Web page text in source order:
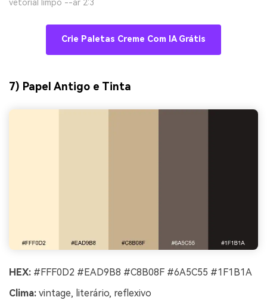
vetorial limpo --ar 2:3
Crie Paletas Creme Com IA Grátis
7) Papel Antigo e Tinta
HEX: #FFF0D2 #EAD9B8 #C8B08F #6A5C55 #1F1B1A
Clima: vintage, literário, reflexivo